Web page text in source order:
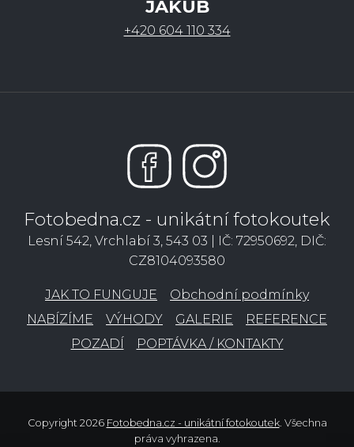
JAKUB
+420 604 110 334
Fotobedna.cz - unikátní fotokoutek
Lesní 542, Vrchlabí 3, 543 03 | IČ: 72950692, DIČ:
CZ8104093580
JAK TO FUNGUJE
Obchodní podmínky
NABÍZÍME
VÝHODY GALERIE
REFERENCE
POZADÍ
POPTÁVKA / KONTAKTY
Copyright 2026 Fotobedna.cz - unikátní fotokoutek. Všechna
práva vyhrazena.